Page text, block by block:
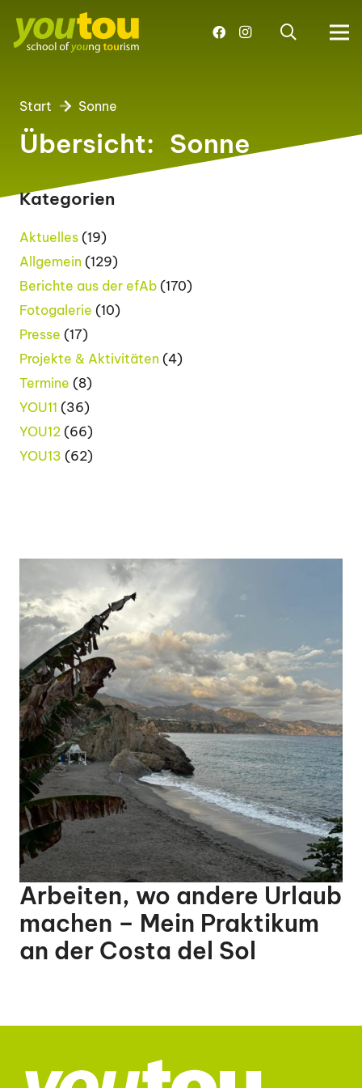
Start Sonne
Übersicht: Sonne
Arbeiten, wo andere Urlaub
machen – Mein Praktikum
an der Costa del Sol
Kategorien
Aktuelles (19)
Allgemein (129)
Berichte aus der efAb (170)
Fotogalerie (10)
Presse (17)
Projekte & Aktivitäten (4)
Termine (8)
YOU11 (36)
YOU12 (66)
YOU13 (62)